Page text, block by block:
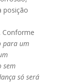
posição
Conforme
para um
sem
só será